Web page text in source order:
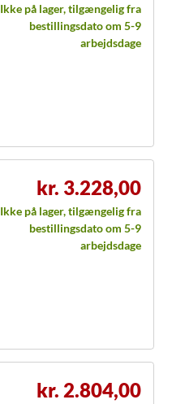
Ikke på lager, tilgængelig fra
bestillingsdato om 5-9
arbejdsdage
kr. 3.228,00
Ikke på lager, tilgængelig fra
bestillingsdato om 5-9
arbejdsdage
kr. 2.804,00